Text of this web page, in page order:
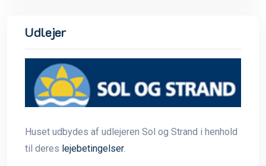
Udlejer
Huset udbydes af udlejeren Sol og Strand i henhold
til deres lejebetingelser.